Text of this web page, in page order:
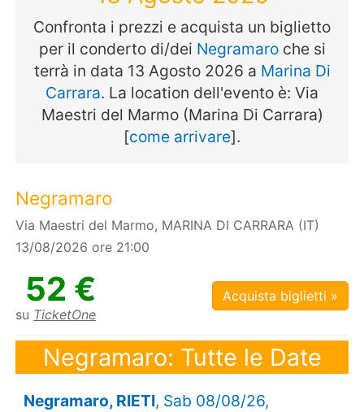
Confronta i prezzi e acquista un biglietto
per il conderto di/dei Negramaroche si
terrà in data 13 Agosto 2026 a Marina Di
Carrara. La location dell'evento è: Via
Maestri del Marmo (Marina Di Carrara)
[come arrivare].
Negramaro
Via Maestri del Marmo, MARINA DI CARRARA (IT)
13/08/2026 ore 21:00
52 €
su TicketOne
Acquista biglietti »
Negramaro: Tutte le Date
Negramaro, RIETI, Sab 08/08/26,